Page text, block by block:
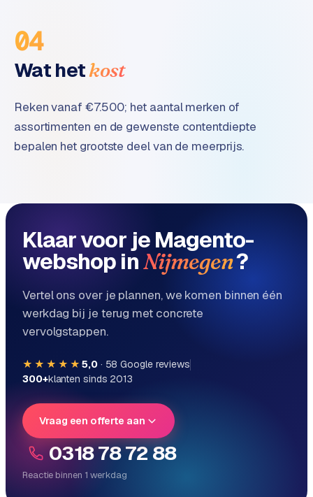
04
Wat hetkost
Reken vanaf €7.500; het aantal merken of
assortimenten en de gewenste contentdiepte
bepalen het grootste deel van de meerprijs.
Klaar voor je Magento-
webshop inNijmegen?
Vertel ons over je plannen, we komen binnen één
werkdag bij je terug met concrete
vervolgstappen.
★★★★★ 5,0· 58 Google reviews
300+klanten sinds 2013
Vraag een offerte aan
0318 78 72 88
Reactie binnen 1 werkdag